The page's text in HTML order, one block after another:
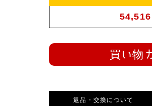
54,516
買い物
返品・交換について